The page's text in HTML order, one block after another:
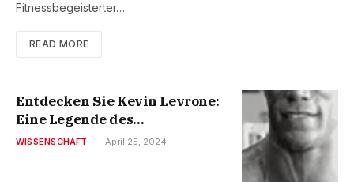
Fitnessbegeisterter…
READ MORE
Entdecken Sie Kevin Levrone:
Eine Legende des
Bodybuildings – seine Reise,
WISSENSCHAFT April 25, 2024